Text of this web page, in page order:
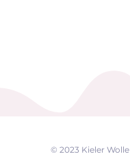
© 2023 Kieler Wolle